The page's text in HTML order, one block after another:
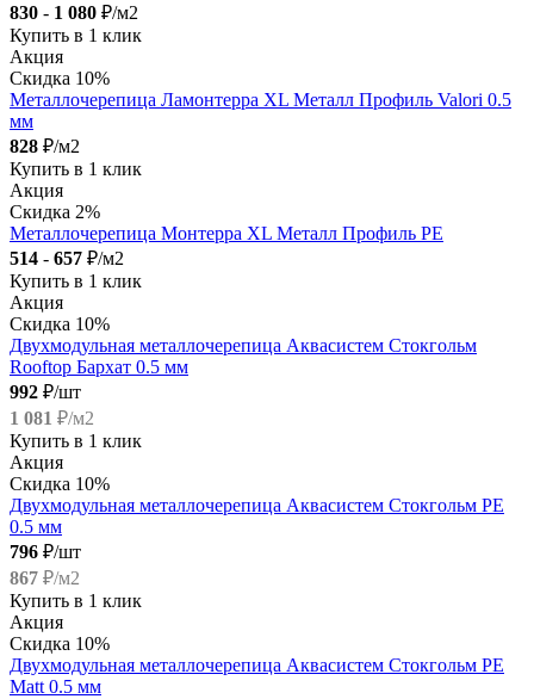
830 - 1 080 ₽/м2
Купить в 1 клик
Акция
Скидка 10%
Металлочерепица Ламонтерра XL Металл Профиль Valori 0.5
мм
828 ₽/м2
Купить в 1 клик
Акция
Скидка 2%
Металлочерепица Монтерра XL Металл Профиль PE
514 - 657 ₽/м2
Купить в 1 клик
Акция
Скидка 10%
Двухмодульная металлочерепица Аквасистем Стокгольм
Rooftop Бархат 0.5 мм
992 ₽/шт
1 081 ₽/м2
Купить в 1 клик
Акция
Скидка 10%
Двухмодульная металлочерепица Аквасистем Стокгольм PE
0.5 мм
796 ₽/шт
867 ₽/м2
Купить в 1 клик
Акция
Скидка 10%
Двухмодульная металлочерепица Аквасистем Стокгольм PE
Matt 0.5 мм